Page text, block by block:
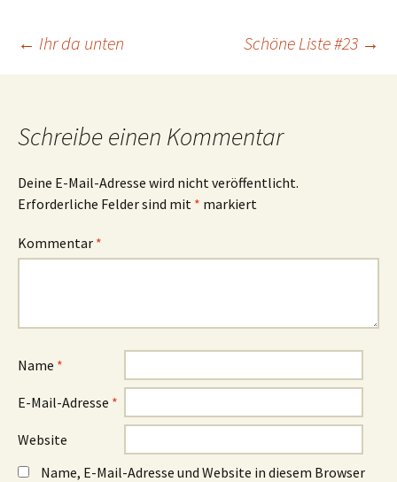
Beitrags-
← Ihr da unten Schöne Liste #23 →
Schreibe einen Kommentar
Deine E-Mail-Adresse wird nicht veröffentlicht.
Erforderliche Felder sind mit * markiert
Kommentar *
Name *
E-Mail-Adresse *
Website
Name, E-Mail-Adresse und Website in diesem Browser